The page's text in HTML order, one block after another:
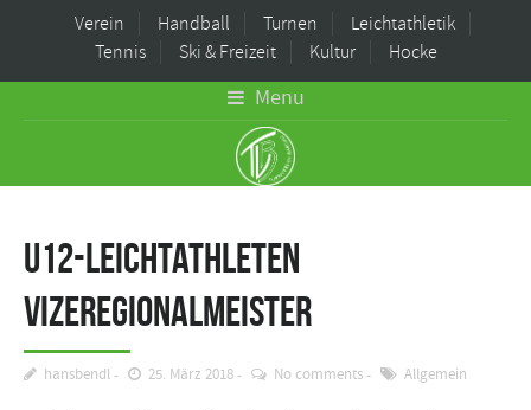
Verein Handball Turnen
Leichtathletik
Tennis
Ski & Freizeit Kultur Hocke
Menu
U12-Leichtathleten
Vizeregionalmeister
hansbendl 25. März 2018 No comments Allgemein